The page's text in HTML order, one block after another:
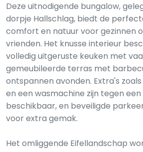
Deze uitnodigende bungalow,
dorpje Hallschlag, biedt de
comfort en natuur voor gezinnen
vrienden. Het knusse interieur
volledig uitgeruste keuken met
gemeubileerde terras met
ontspannen avonden. Extra's
en een wasmachine zijn tegen
beschikbaar, en beveiligde
voor extra gemak.
Het omliggende Eifellandschap